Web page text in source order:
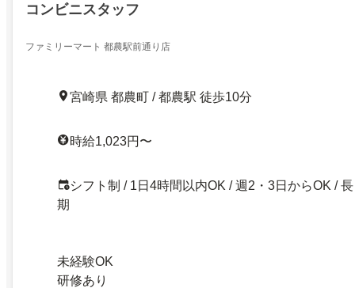
コンビニスタッフ
ファミリーマート 都農駅前通り店
宮崎県 都農町 / 都農駅 徒歩10分
時給1,023円〜
シフト制 / 1日4時間以内OK / 週2・3日からOK / 長
期
未経験OK
研修あり